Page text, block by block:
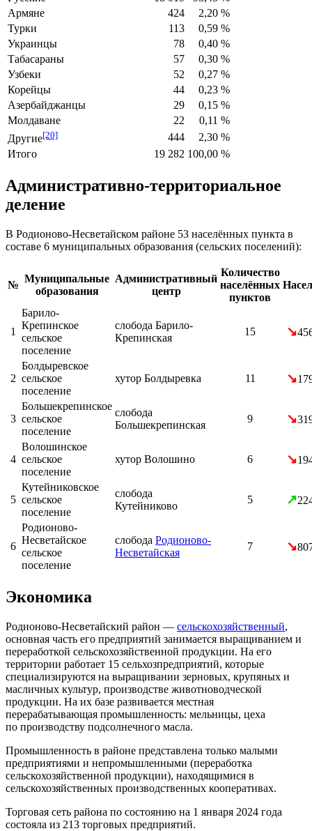
Армяне
424
2,20 %
Турки
113
0,59 %
Украинцы
78
0,40 %
Табасараны
57
0,30 %
Узбеки
52
0,27 %
Корейцы
44
0,23 %
Азербайджанцы
29
0,15 %
Молдаване
22
0,11 %
Другие[20] 444
2,30 %
Итого
19 282 100,00 %
Административно-территориальное
деление
В Родионово-Несветайском районе 53 населённых пункта в
составе 6 муниципальных образования (сельских поселений):
№
Муниципальные
образования
Административный
центр
Количество
населённых
пунктов
1
Барило-
Крепинское
сельское
поселение
слобода Барило-
Крепинская
15 ↘
2
Болдыревское
сельское
поселение
хутор Болдыревка 11 ↘
3
Большекрепинское
сельское
поселение
слобода
Большекрепинская
9 ↘
4
Волошинское
сельское
поселение
хутор Волошино 6 ↘
5
Кутейниковское
сельское
поселение
слобода
Кутейниково
5 ↗
6
Родионово-
Несветайское
сельское
поселение
слобода Родионово-
Несветайская
7 ↘
Экономика
Родионово-Несветайский район — сельскохозяйственный,
основная часть его предприятий занимается выращиванием и
переработкой сельскохозяйственной продукции. На его
территории работает 15 сельхозпредприятий, которые
специализируются на выращивании зерновых, крупяных и
масличных культур, производстве животноводческой
продукции. На их базе развивается местная
перерабатывающая промышленность: мельницы, цеха
по производству подсолнечного масла.
Промышленность в районе представлена только малыми
предприятиями и непромышленными (переработка
сельскохозяйственной продукции), находящимися в
сельскохозяйственных производственных кооперативах.
Торговая сеть района по состоянию на 1 января 2024 года
состояла из 213 торговых предприятий.